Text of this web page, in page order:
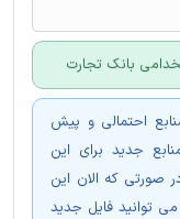
بانک تجارت
احتمالی و پیش
جدید برای این
صورتی که الان این
می توانید فایل جدید